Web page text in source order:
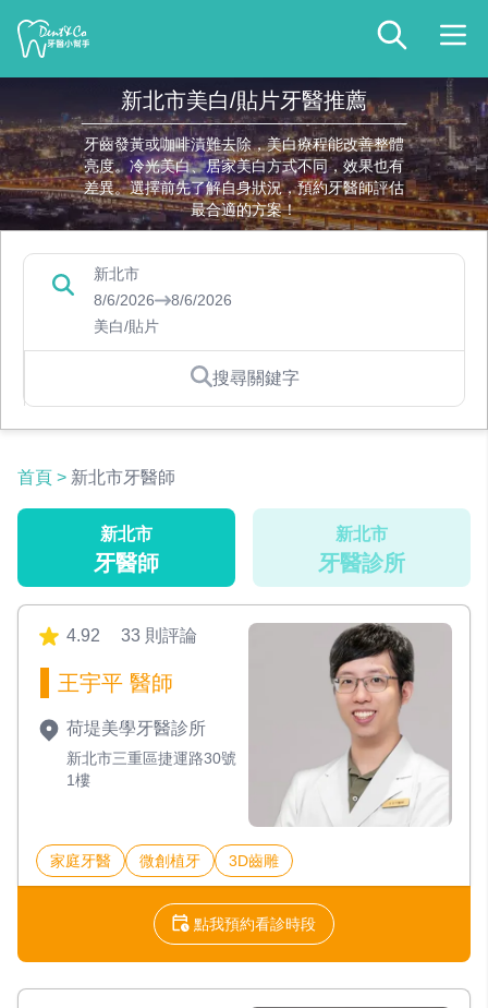
新北市美白/貼片牙醫推薦
牙齒發黃或咖啡漬難去除，美白療程能改善整體
亮度。冷光美白、居家美白方式不同，效果也有
差異。選擇前先了解自身狀況，預約牙醫師評估
最合適的方案！
新北市
8/6/2026
8/6/2026
美白/貼片
搜尋關鍵字
首頁 > 新北市牙醫師
新北市
牙醫師
新北市
牙醫診所
4.92 33 則評論
王宇平 醫師
荷堤美學牙醫診所
新北市三重區捷運路30號
1樓
家庭牙醫 微創植牙 3D齒雕
點我預約看診時段